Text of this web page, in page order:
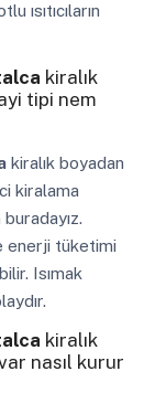
ısıtıcıların
kiralık
tipi nem
kiralık boyadan
kiralama
enerji tüketimi
Isımak
kiralık
nasıl kurur